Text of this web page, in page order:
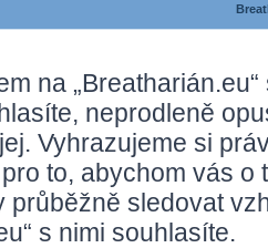
na
neprodleně
Vyhrazujeme si
to, abychom vás o
průběžně sledovat
s nimi souhlasíte.